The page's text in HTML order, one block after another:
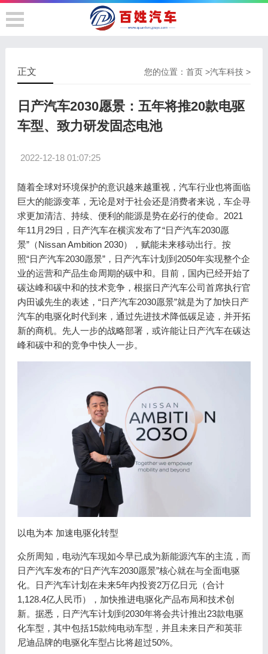
您的位置：首页 >汽车科技 >
正文
日产汽车2030愿景：五年将推20款电驱
车型、致力研发固态电池
2022-12-18 01:07:25
随着全球对环境保护的意识越来越重视，汽车行业也将面临
巨大的能源变革，无论是对于社会还是消费者来说，车企寻
求更加清洁、持续、便利的能源是势在必行的使命。2021
年11月29日，日产汽车在横滨发布了“日产汽车2030愿
景”（Nissan Ambition 2030），赋能未来移动出行。按
照“日产汽车2030愿景”，日产汽车计划到2050年实现整个企
业的运营和产品生命周期的碳中和。目前，国内已经开始了
碳达峰和碳中和的技术竞争，根据日产汽车公司首席执行官
内田诚先生的表述，“日产汽车2030愿景”就是为了加快日产
汽车的电驱化时代到来，通过先进技术降低碳足迹，并开拓
新的商机。先人一步的战略部署，或许能让日产汽车在碳达
峰和碳中和的竞争中快人一步。
以电为本 加速电驱化转型
众所周知，电动汽车现如今早已成为新能源汽车的主流，而
日产汽车发布的“日产汽车2030愿景”核心就在与全面电驱
化。日产汽车计划在未来5年内投资2万亿日元（合计
1,128.4亿人民币），加快推进电驱化产品布局和技术创
新。据悉，日产汽车计划到2030年将会共计推出23款电驱
化车型，其中包括15款纯电动车型，并且未来日产和英菲
尼迪品牌的电驱化车型占比将超过50%。